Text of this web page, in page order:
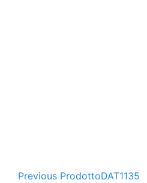
Previous ProdottoDAT1135